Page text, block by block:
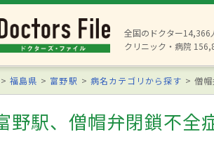
全国のドクター14,366
クリニック・病院
福島県 富野駅 病名カテゴリから探す 僧
野駅、僧帽弁閉鎖不全